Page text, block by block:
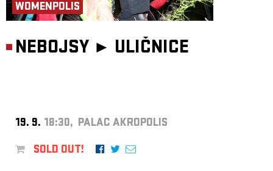
WOMENPOLIS
NEBOJSY ► ULIČNICE
19. 9. 18:30, PALAC AKROPOLIS
SOLD OUT!